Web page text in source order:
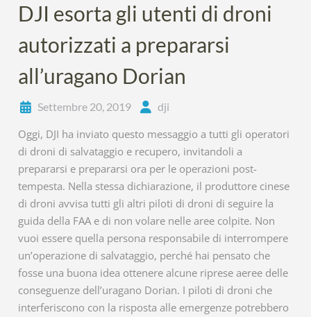
DJI esorta gli utenti di droni
autorizzati a prepararsi
all’uragano Dorian
Settembre 20, 2019 dji
Oggi, DJI ha inviato questo messaggio a tutti gli operatori
di droni di salvataggio e recupero, invitandoli a
prepararsi e prepararsi ora per le operazioni post-
tempesta. Nella stessa dichiarazione, il produttore cinese
di droni avvisa tutti gli altri piloti di droni di seguire la
guida della FAA e di non volare nelle aree colpite. Non
vuoi essere quella persona responsabile di interrompere
un’operazione di salvataggio, perché hai pensato che
fosse una buona idea ottenere alcune riprese aeree delle
conseguenze dell’uragano Dorian. I piloti di droni che
interferiscono con la risposta alle emergenze potrebbero